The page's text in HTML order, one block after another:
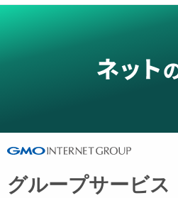
グループサービス